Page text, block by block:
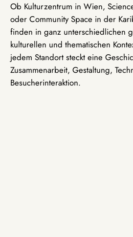
Ob Kulturzentrum in Wien,
oder Community Space in der
finden in ganz unterschiedlichen
kulturellen und thematischen
jedem Standort steckt eine
Zusammenarbeit, Gestaltung,
Besucherinteraktion.